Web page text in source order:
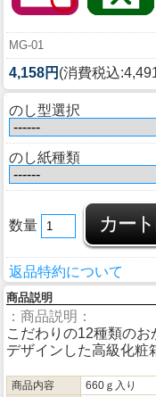
MG-01
4,158円 (消費税込
のし型選択
のし紙種類
数量
返品特約について
商品説明
：商品説明：
こだわりの12種類の
デザインした高級化粧
商品内容
660ｇ入り